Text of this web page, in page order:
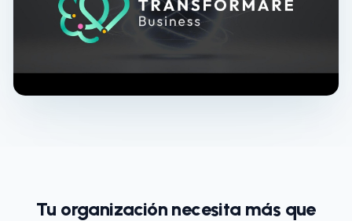
Tu organización necesita más que